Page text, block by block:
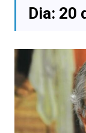
Dia: 20